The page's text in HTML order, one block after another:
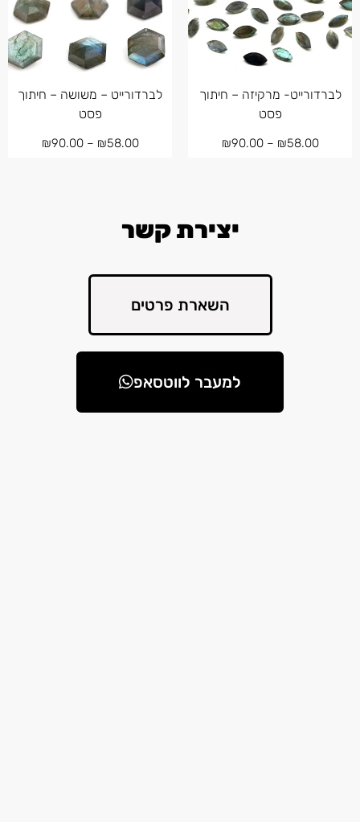
לברדורייט- מרקיזה – חיתוך
פסט
₪58.00
–
₪90.00
לברדורייט – משושה – חיתוך
פסט
₪58.00
–
₪90.00
יצירת קשר
השארת פרטים
למעבר לווטסאפ